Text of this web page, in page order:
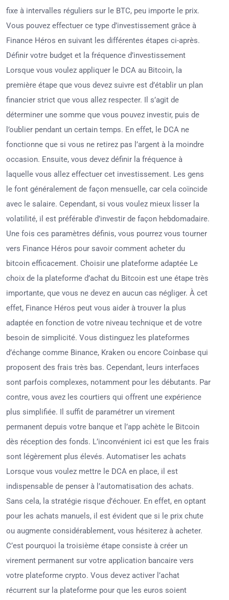
fixe à intervalles réguliers sur le BTC, peu importe le prix.
Vous pouvez effectuer ce type d’investissement grâce à
Finance Héros en suivant les différentes étapes ci-après.
Définir votre budget et la fréquence d’investissement
Lorsque vous voulez appliquer le DCA au Bitcoin, la
première étape que vous devez suivre est d’établir un plan
financier strict que vous allez respecter. Il s’agit de
déterminer une somme que vous pouvez investir, puis de
l’oublier pendant un certain temps. En effet, le DCA ne
fonctionne que si vous ne retirez pas l’argent à la moindre
occasion. Ensuite, vous devez définir la fréquence à
laquelle vous allez effectuer cet investissement. Les gens
le font généralement de façon mensuelle, car cela coïncide
avec le salaire. Cependant, si vous voulez mieux lisser la
volatilité, il est préférable d’investir de façon hebdomadaire.
Une fois ces paramètres définis, vous pourrez vous tourner
vers Finance Héros pour savoir comment acheter du
bitcoin efficacement. Choisir une plateforme adaptée Le
choix de la plateforme d’achat du Bitcoin est une étape très
importante, que vous ne devez en aucun cas négliger. À cet
effet, Finance Héros peut vous aider à trouver la plus
adaptée en fonction de votre niveau technique et de votre
besoin de simplicité. Vous distinguez les plateformes
d’échange comme Binance, Kraken ou encore Coinbase qui
proposent des frais très bas. Cependant, leurs interfaces
sont parfois complexes, notamment pour les débutants. Par
contre, vous avez les courtiers qui offrent une expérience
plus simplifiée. Il suffit de paramétrer un virement
permanent depuis votre banque et l’app achète le Bitcoin
dès réception des fonds. L’inconvénient ici est que les frais
sont légèrement plus élevés. Automatiser les achats
Lorsque vous voulez mettre le DCA en place, il est
indispensable de penser à l’automatisation des achats.
Sans cela, la stratégie risque d’échouer. En effet, en optant
pour les achats manuels, il est évident que si le prix chute
ou augmente considérablement, vous hésiterez à acheter.
C’est pourquoi la troisième étape consiste à créer un
virement permanent sur votre application bancaire vers
votre plateforme crypto. Vous devez activer l’achat
récurrent sur la plateforme pour que les euros soient